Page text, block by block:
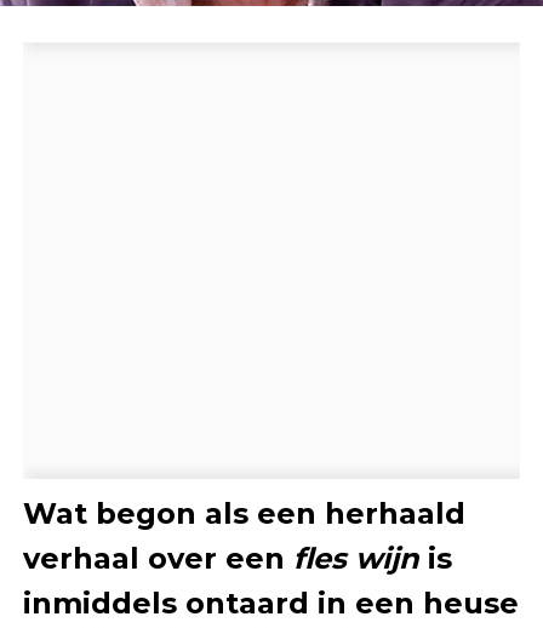
Wat begon als een herhaald
verhaal over een fles wijnis
inmiddels ontaard in een heuse